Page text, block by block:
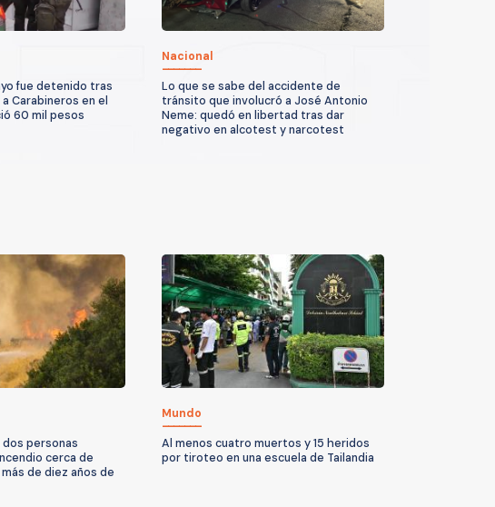
fue detenido tras
Carabineros en el
60 mil pesos
Nacional
Lo que se sabe del accidente de
tránsito que involucró a José Antonio
Neme: quedó en libertad tras dar
negativo en alcotest y narcotest
dos personas
cerca de
de diez años de
Mundo
Al menos cuatro muertos y 15 heridos
por tiroteo en una escuela de Tailandia